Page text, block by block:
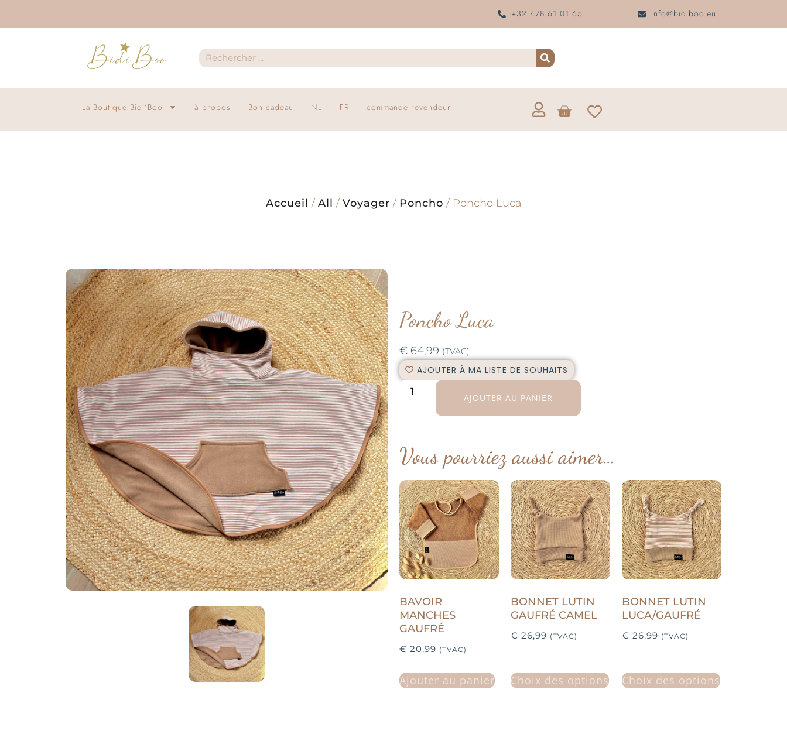
+32 478 61 01 65 info@bidiboo.eu
La Boutique Bidi’Boo à propos Bon cadeau NL FR commande revendeur
Accueil / All / Voyager / Poncho / Poncho Luca
Poncho Luca
€ 64,99 (TVAC)
AJOUTER À MA LISTE DE SOUHAITS
AJOUTER AU PANIER
Vous pourriez aussi aimer…
BAVOIR
MANCHES
GAUFRÉ
€ 20,99 (TVAC)
Ajouter au panier
BONNET LUTIN
GAUFRÉ CAMEL
€ 26,99 (TVAC)
Choix des options
BONNET LUTIN
LUCA/GAUFRÉ
€ 26,99 (TVAC)
Choix des options